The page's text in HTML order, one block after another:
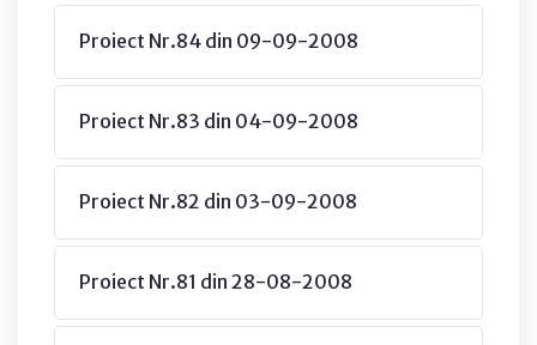
Proiect Nr.84 din 09-09-2008
Proiect Nr.83 din 04-09-2008
Proiect Nr.82 din 03-09-2008
Proiect Nr.81 din 28-08-2008